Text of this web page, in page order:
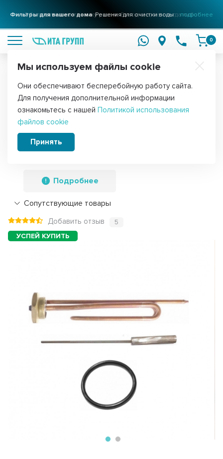
Фильтры для вашего домаРешения для очистки воды подробнее
0
Главная Запчасти для водонагревателей ТЭНы для
Комплект ТЭН 2кВт (2000Вт) RCT,
резьбовой 42мм для Ariston, De Luxe,
Real, Thermex + прокладка + анод,
30251K
Подробнее
Сопутствующие товары
Добавить отзыв 5
Мы используем файлы cookie
Они обеспечивают бесперебойную работу сайта.
Для получения дополнительной информации
ознакомьтесь с нашей Политикой использования
файлов cookie
Принять